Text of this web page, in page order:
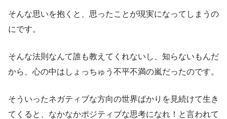
そんな思いを抱くと、思ったことが現実になってしまうの
にです。
そんな法則なんて誰も教えてくれないし、知らないもんだ
から、心の中はしょっちゅう不平不満の嵐だったのです。
そういったネガティブな方向の世界ばかりを見続けて生き
てくると、なかなかポジティブな思考になれ！と言われて